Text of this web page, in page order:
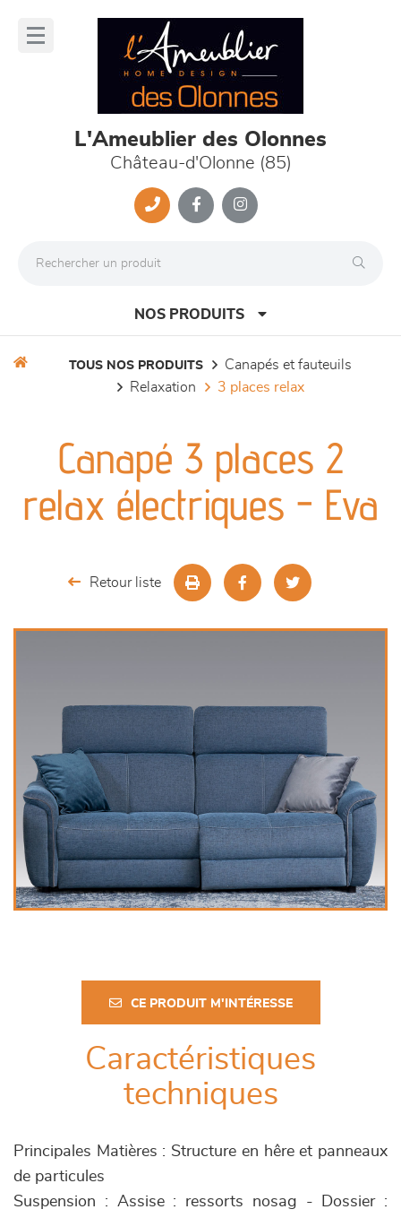
L'Ameublier des Olonnes
Château-d'Olonne (85)
NOS PRODUITS
séjours
meubles de complément
TOUS NOS PRODUITS
canapés et fauteuils
relaxation
3 places relax
Canapé 3 places 2
relax électriques - Eva
Retour liste
CE PRODUIT M'INTÉRESSE
Caractéristiques
techniques
Principales Matières : Structure en hêre et panneaux
de particules
Suspension : Assise : ressorts nosag - Dossier :